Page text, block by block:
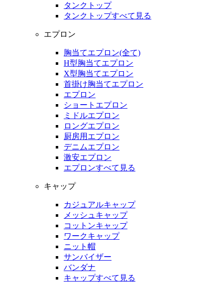
タンクトップ
タンクトップすべて見る
エプロン
胸当てエプロン(全て)
H型胸当てエプロン
X型胸当てエプロン
首掛け胸当てエプロン
エプロン
ショートエプロン
ミドルエプロン
ロングエプロン
厨房用エプロン
デニムエプロン
激安エプロン
エプロンすべて見る
キャップ
カジュアルキャップ
メッシュキャップ
コットンキャップ
ワークキャップ
ニット帽
サンバイザー
バンダナ
キャップすべて見る